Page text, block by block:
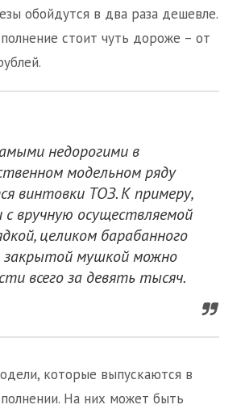
обойдутся в два раза дешевле.
стоит чуть дороже – от
недорогими в
модельном ряду
винтовки ТОЗ. К примеру,
с вручную осуществляемой
целиком барабанного
мушкой можно
всего за девять тысяч.
которые выпускаются в
На них может быть